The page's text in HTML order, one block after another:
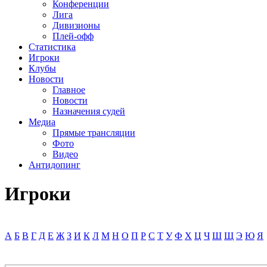
Конференции
Лига
Дивизионы
Плей-офф
Статистика
Игроки
Клубы
Новости
Главное
Новости
Назначения судей
Медиа
Прямые трансляции
Фото
Видео
Антидопинг
Игроки
А Б В Г Д Е Ж З И К Л М Н О П Р С Т У Ф Х Ц Ч Ш Щ Э Ю Я